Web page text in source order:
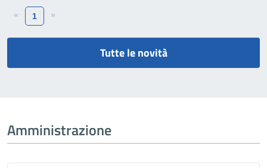
« 1 »
Tutte le novità
Amministrazione